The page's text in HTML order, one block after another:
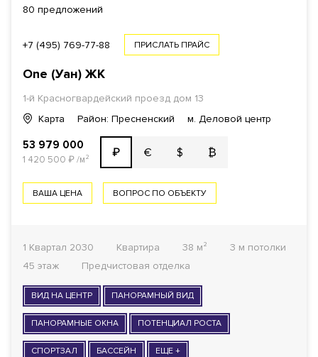
80 предложений
+7 (495) 769-77-88 ПРИСЛАТЬ ПРАЙС
One (Уан) ЖК
1-й Красногвардейский проезд дом 13
Карта
Район: Пресненский м. Деловой центр
53 979 000
1 420 500 ₽/м² ₽ € $ ₿
ВАША ЦЕНА ВОПРОС ПО ОБЪЕКТУ
1 Квартал 2030 Квартира 38 м²
3 м потолки
45 этаж
Предчистовая отделка
ВИД НА ЦЕНТР ПАНОРАМНЫЙ ВИД
ПАНОРАМНЫЕ ОКНА ПОТЕНЦИАЛ РОСТА
СПОРТЗАЛ БАССЕЙН ЕЩЕ +